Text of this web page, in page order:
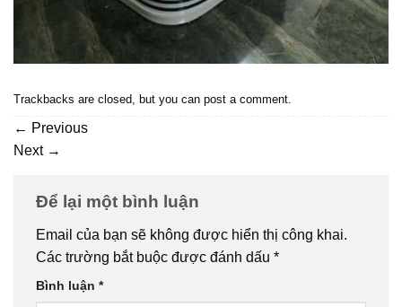
Trackbacks are closed, but you can post a comment.
← Previous
Next →
Để lại một bình luận
Email của bạn sẽ không được hiển thị công khai.
Các trường bắt buộc được đánh dấu *
Bình luận *